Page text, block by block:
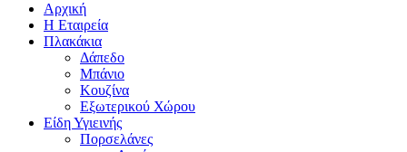
Αρχική
Η Εταιρεία
Πλακάκια
Δάπεδο
Μπάνιο
Κουζίνα
Εξωτερικού Χώρου
Είδη Υγιεινής
Πορσελάνες